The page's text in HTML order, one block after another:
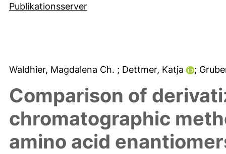
Publikationsserver
Waldhier, Magdalena Ch. ; Dettmer, Katja ;
Comparison of
chromatographic
amino acid